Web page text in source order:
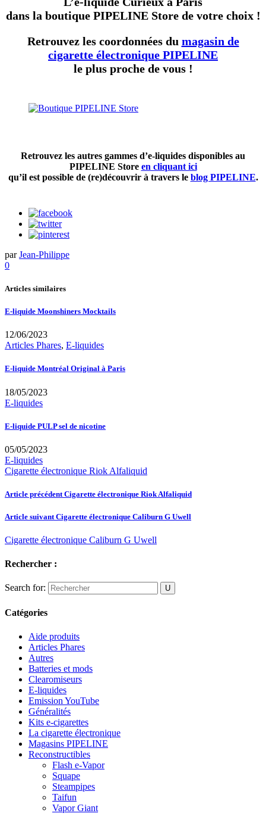
dans la boutique PIPELINE Store de votre choix !
Retrouvez les coordonnées du magasin de
cigarette électronique PIPELINE
le plus proche de vous !
Retrouvez les autres gammes d’e-liquides disponibles au
PIPELINE Store en cliquant ici
qu’il est possible de (re)découvrir à travers le blog PIPELINE.
par Jean-Philippe
0
Articles similaires
E-liquide Moonshiners Mocktails
12/06/2023
Articles Phares, E-liquides
E-liquide Montréal Original à Paris
18/05/2023
E-liquides
E-liquide PULP sel de nicotine
05/05/2023
E-liquides
Cigarette électronique Riok Alfaliquid
Article précédentCigarette électronique Riok Alfaliquid
Article suivantCigarette électronique Caliburn G Uwell
Cigarette électronique Caliburn G Uwell
Rechercher :
Search for:
Catégories
Aide produits
Articles Phares
Autres
Batteries et mods
Clearomiseurs
E-liquides
Emission YouTube
Généralités
Kits e-cigarettes
La cigarette électronique
Magasins PIPELINE
Reconstructibles
Flash e-Vapor
Squape
Steampipes
Taifun
Vapor Giant